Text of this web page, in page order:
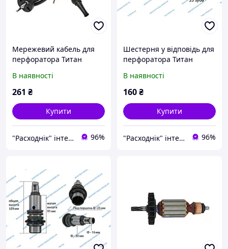
Мережевий кабель для
перфоратора Титан
В наявності
261 ₴
Купити
"Расходнік" інтернет магазин запчастин 96%
Шестерня у відповідь для
перфоратора Титан
В наявності
160₴
Купити
"Расходнік" інтернет магазин запчастин 96%